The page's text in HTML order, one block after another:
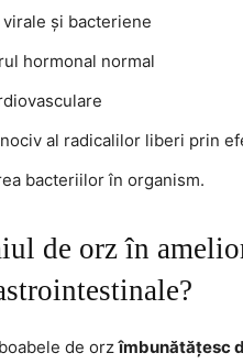
și bacteriene
hormonal normal
al radicalilor liberi prin
bacteriilor în organism.
de orz în
de orzîmbunătățesc